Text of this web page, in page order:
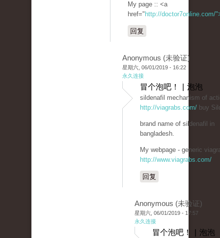
My page :: <a
href=" http://doctor7online.com/
回复
Anonymous (未验证)
星期六, 06/01/2019 - 16:22
永久连接
冒个泡吧！ | 泡泡
sildenafil mechanism of
http://viagrabs.com/ buy
brand name of sildenafil in
bangladesh.
My webpage - generic
http://www.viagrabs.com/
回复
Anonymous (未验证)
星期六, 06/01/2019 - 17:57
永久连接
冒个泡吧！ | 泡泡